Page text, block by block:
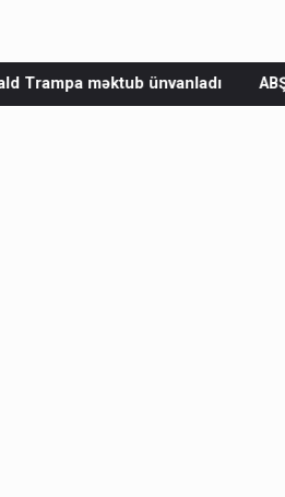
ABŞ razılaşmağa